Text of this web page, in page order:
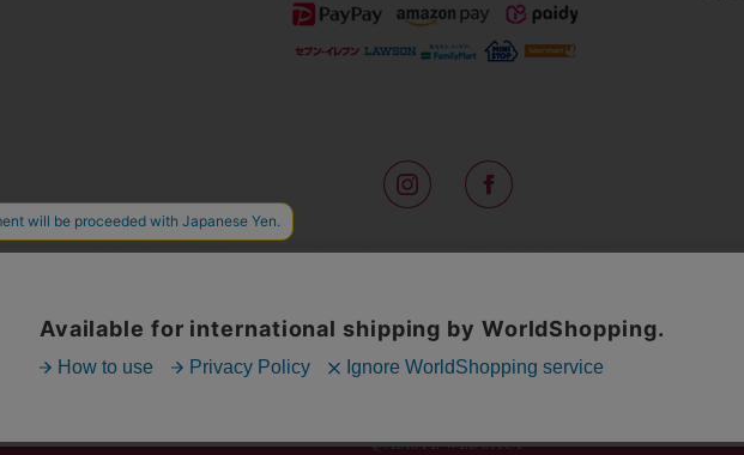
東京・青山の路面店をはじめ全国の一流ホテルに100以上の直営店舗を展開するABISTE(アビ
人気ランキングやテレビなどのメディア着用商品、雑誌掲載商品を紹介するコンテンツ
無料のギフトラッピングや独自のポイントなどのサービスをご提供。
夢やときめきを与えられるよう願っています。
©ABISTE WEB SHOP